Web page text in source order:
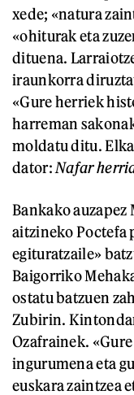
xede; «natura
«ohiturak eta
dituena.
iraunkorra
«Gure herriek
harreman
moldatu ditu.
dator: Nafar
Bankako
aitzineko Poctefa
egituratzaile»
Baigorriko
ostatu batzuen
Zubirin.
Ozafrainek.
ingurumena eta
euskara zaintzea